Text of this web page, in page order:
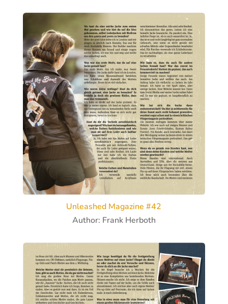
Unleashed Magazine #42
Author: Frank Herboth